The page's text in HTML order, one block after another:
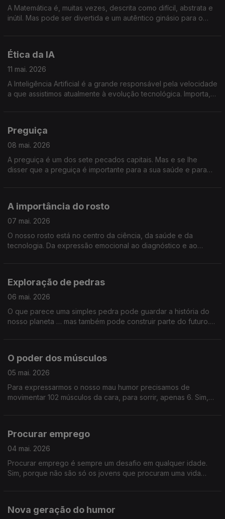
A Matemática é, muitas vezes, descrita como difícil, abstrata e
inútil. Mas pode ser divertida e um autêntico ginásio para o
Ética da IA
11 mai. 2026
A Inteligência Artificial é a grande responsável pela velocidade
a que assistimos atualmente à evolução tecnológica. Importa,
Preguiça
08 mai. 2026
A preguiça é um dos sete pecados capitais. Mas e se lhe
disser que a preguiça é importante para a sua saúde e para
A importância do rosto
07 mai. 2026
O nosso rosto está no centro da ciência, da saúde e da
tecnologia. Da expressão emocional ao diagnóstico e ao
Exploração de pedras
06 mai. 2026
O que parece uma simples pedra pode guardar a história do
nosso planeta … mas também pode construir parte do futuro.
O poder dos músculos
05 mai. 2026
Para expressarmos o nosso mau humor precisamos de
movimentar 102 músculos da cara, para sorrir, apenas 6. Sim,
Procurar emprego
04 mai. 2026
Procurar emprego é sempre um desafio em qualquer idade.
Sim, porque não são só os jovens que procuram uma vida
Nova geração do humor